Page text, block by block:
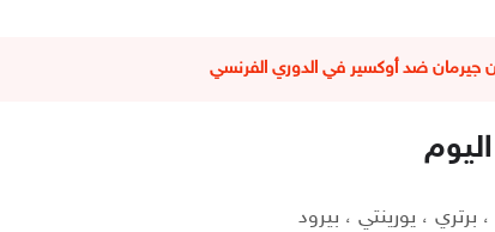
جيرمان ضد أوكسير في الدوري الفرنسي
، يورينتي ، بيرود